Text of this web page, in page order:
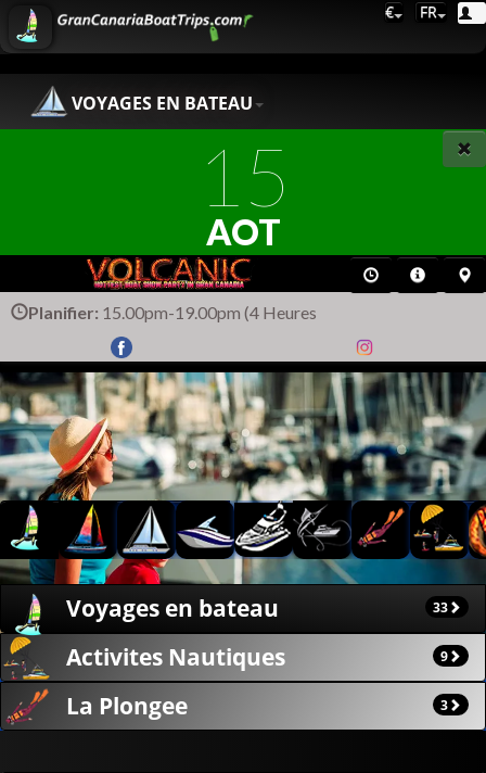
€ FR
VOYAGES EN BATEAU
15
AOT
Planifier: 15.00pm-19.00pm (4 Heures
Morning Day Sunset Charter Private
33
Voyages en bateau
9
Activites Nautiques
3
La Plongee